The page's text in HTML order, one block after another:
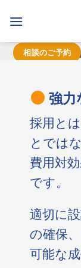
人
サ
迅速
制遵守
相談のご予約
強力
採用と
とでは
費用対
です。
適切に
の確保
可能な